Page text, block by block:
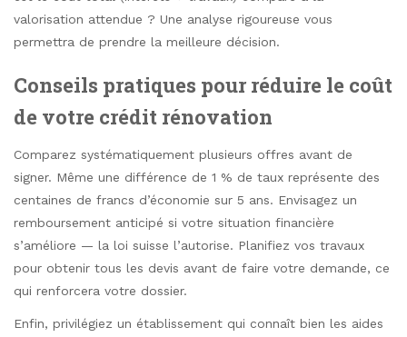
valorisation attendue ? Une analyse rigoureuse vous
permettra de prendre la meilleure décision.
Conseils pratiques pour réduire le coût
de votre crédit rénovation
Comparez systématiquement plusieurs offres avant de
signer. Même une différence de 1 % de taux représente des
centaines de francs d’économie sur 5 ans. Envisagez un
remboursement anticipé si votre situation financière
s’améliore — la loi suisse l’autorise. Planifiez vos travaux
pour obtenir tous les devis avant de faire votre demande, ce
qui renforcera votre dossier.
Enfin, privilégiez un établissement qui connaît bien les aides